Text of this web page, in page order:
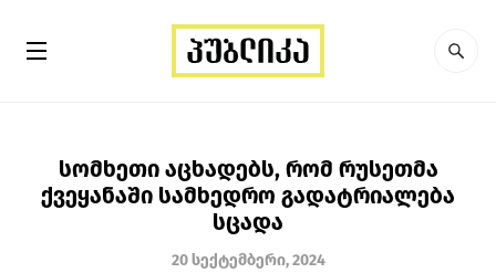
სომხეთი აცხადებს, რომ რუსეთმა
ქვეყანაში სამხედრო გადატრიალება
სცადა
20 სექტემბერი, 2024